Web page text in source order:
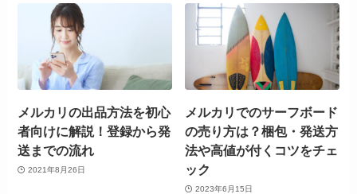
メルカリの出品方法を初心
者向けに解説！登録から発
送までの流れ
2021年8月26日
メルカリでのサーフボード
の売り方は？梱包・発送方
法や高値が付くコツをチェ
ック
2023年6月15日